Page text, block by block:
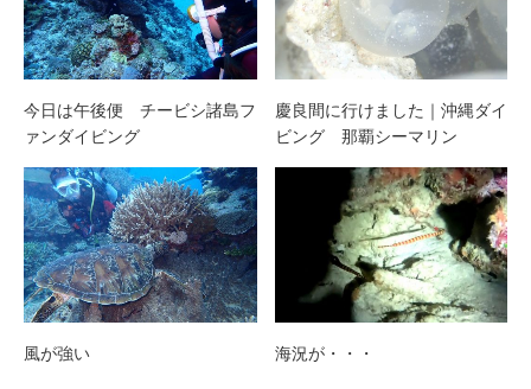
今日は午後便 チービシ諸島フ
ァンダイビング
慶良間に行けました｜沖縄ダイ
ビング 那覇シーマリン
風が強い 海況が・・・